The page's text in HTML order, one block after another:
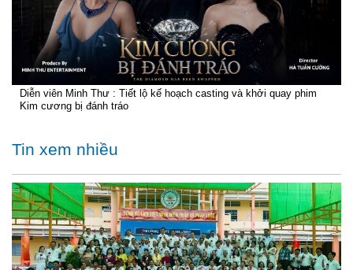
Diễn viên Minh Thư : Tiết lộ kế hoạch casting và khởi quay phim
Kim cương bị đánh tráo
Tin xem nhiều